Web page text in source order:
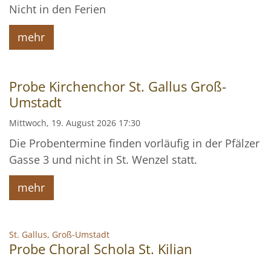
Nicht in den Ferien
mehr
Probe Kirchenchor St. Gallus Groß-
Umstadt
Mittwoch, 19. August 2026 17:30
Die Probentermine finden vorläufig in der Pfälzer
Gasse 3 und nicht in St. Wenzel statt.
mehr
St. Gallus, Groß-Umstadt:
Probe Choral Schola St. Kilian